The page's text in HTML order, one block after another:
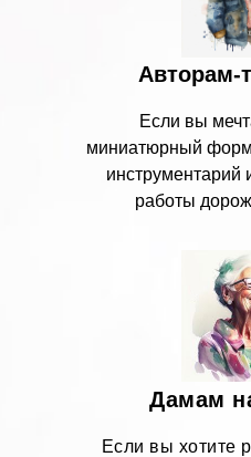
Дамам
Если вы хотите
Авторам-
Если вы
миниатюрный
инструментарий
работы